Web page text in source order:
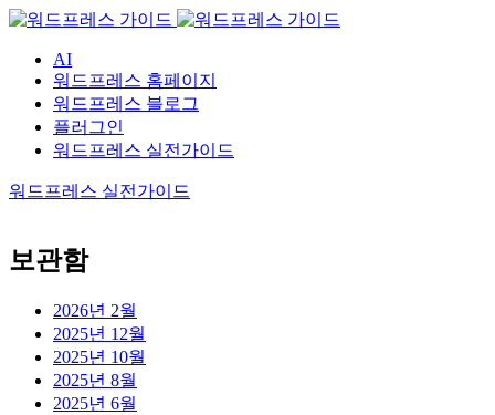
AI
워드프레스 홈페이지
워드프레스 블로그
플러그인
워드프레스 실전가이드
워드프레스 실전가이드
보관함
2026년 2월
2025년 12월
2025년 10월
2025년 8월
2025년 6월